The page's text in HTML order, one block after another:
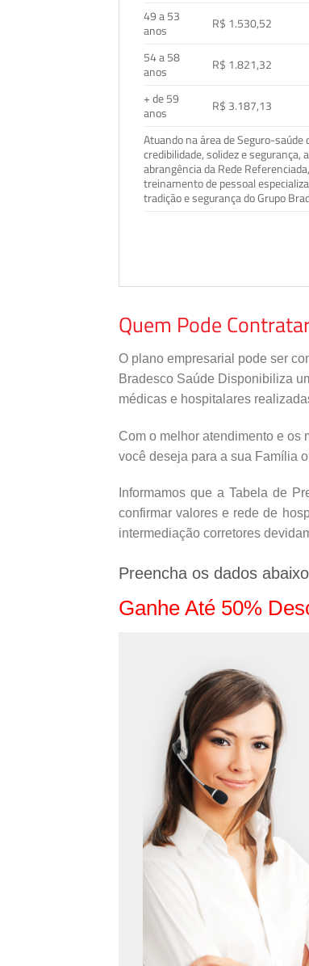
49 a 53
anos
R$ 1.530,52
54 a 58
anos
R$ 1.821,32
+ de 59
anos
R$ 3.187,13
Atuando na área de Seguro-
credibilidade, solidez e
abrangência da Rede
treinamento de pessoal
tradição e segurança do Grupo
Quem Pode
O plano empresarial pode ser
Bradesco Saúde Disponibiliza
médicas e hospitalares
Com o melhor atendimento e os
você deseja para a sua Família
Informamos que a Tabela de
confirmar valores e rede de
intermediação corretores
Preencha os dados
Ganhe Até 50%